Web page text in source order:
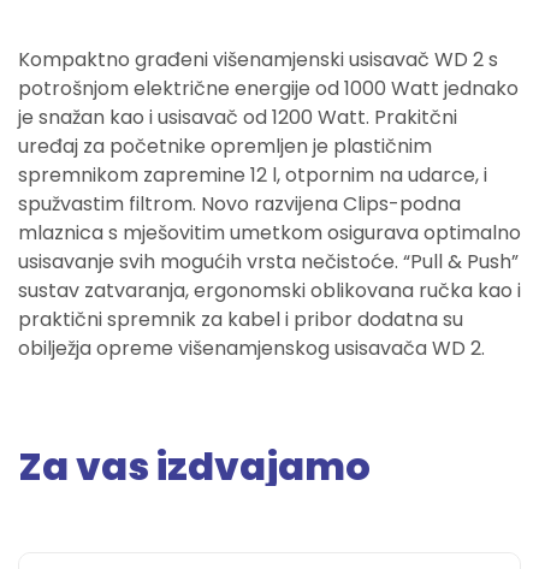
Kompaktno građeni višenamjenski usisavač WD 2 s
potrošnjom električne energije od 1000 Watt jednako
je snažan kao i usisavač od 1200 Watt. Prakitčni
uređaj za početnike opremljen je plastičnim
spremnikom zapremine 12 l, otpornim na udarce, i
spužvastim filtrom. Novo razvijena Clips-podna
mlaznica s mješovitim umetkom osigurava optimalno
usisavanje svih mogućih vrsta nečistoće. “Pull & Push”
sustav zatvaranja, ergonomski oblikovana ručka kao i
praktični spremnik za kabel i pribor dodatna su
obilježja opreme višenamjenskog usisavača WD 2.
Za vas izdvajamo